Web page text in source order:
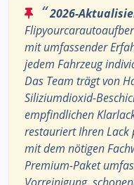
“2026-
mit umfassender
jedem Fahrzeug
Das Team trägt von
Siliziumdioxid-
empfindlichen
restauriert Ihren Lack
mit dem nötigen
Premium-Paket